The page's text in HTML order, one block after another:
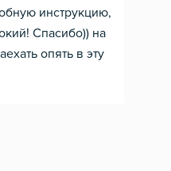
инструкцию,
Спасибо)) на
опять в эту